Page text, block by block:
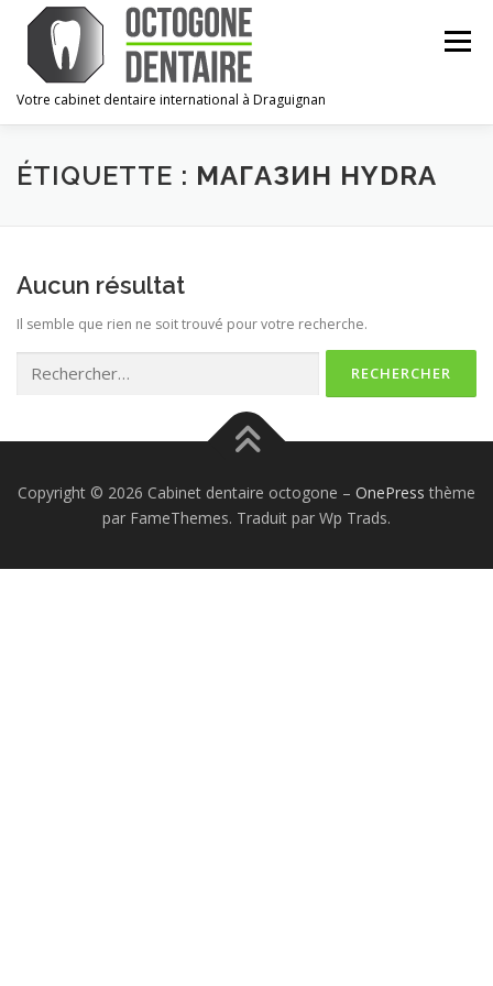
Votre cabinet dentaire international à Draguignan
Menu
ACCUEIL LE CABINET L’ÉQUIPE URGENCES
ÉTIQUETTE : МАГАЗИН HYDRA
Aucun résultat
Il semble que rien ne soit trouvé pour votre recherche.
Copyright © 2026 Cabinet dentaire octogone – OnePress thème
par FameThemes. Traduit par Wp Trads.